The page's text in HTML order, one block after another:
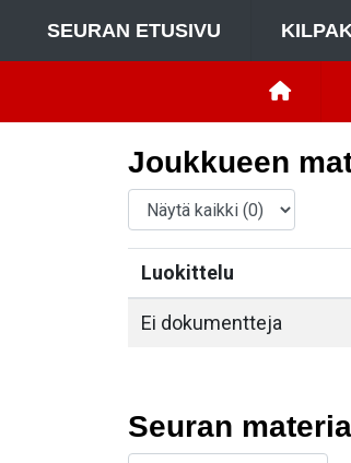
SEURAN ETUSIVU
Joukkueen
Luokittelu
Ei dokumentteja
Seuran